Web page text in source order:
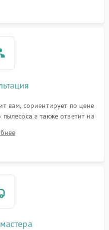
вам, сориентирует по цене
а также ответит на